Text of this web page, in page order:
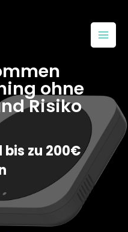
ohne
Risiko
zu 200€